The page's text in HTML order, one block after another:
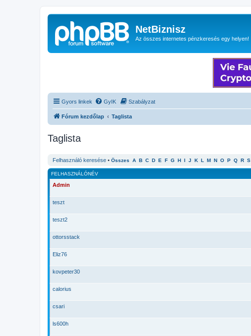
NetBiznisz
Az összes internetes pénzkeresés egy helyen!
Gyors linkek GyIK Szabályzat
Fórum kezdőlap Taglista
Taglista
Felhasználó keresése • Összes A B C D E F G H I J K L M N O P Q R S
FELHASZNÁLÓNÉV
Admin
teszt
teszt2
ottorsstack
Eliz76
kovpeter30
calorius
csari
ls600h